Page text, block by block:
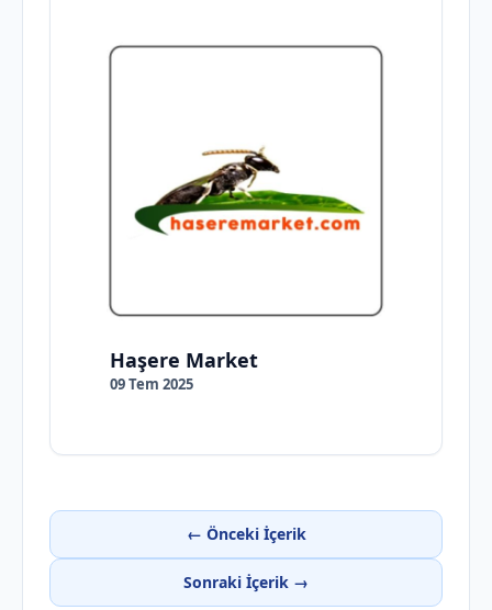
Haşere Market
09 Tem 2025
← Önceki İçerik
Sonraki İçerik →